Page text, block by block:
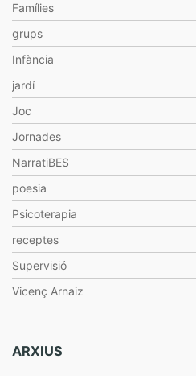
Famílies
grups
Infància
jardí
Joc
Jornades
NarratiBES
poesia
Psicoterapia
receptes
Supervisió
Vicenç Arnaiz
ARXIUS